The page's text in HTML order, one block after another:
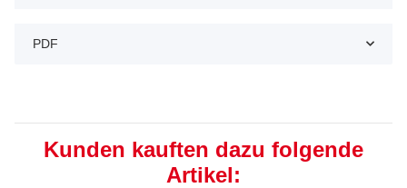
PDF
Kunden kauften dazu folgende
Artikel: